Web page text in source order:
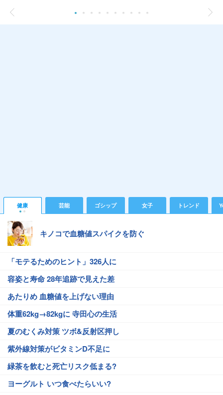
健康 芸能 ゴシップ 女子 トレンド
キノコで血糖値スパイクを防ぐ
「モテるためのヒント」326人に
容姿と寿命 28年追跡で見えた差
あたりめ 血糖値を上げない理由
体重62kg→82kgに 寺田心の生活
夏のむくみ対策 ツボ&反射区押し
紫外線対策がビタミンD不足に
緑茶を飲むと死亡リスク低まる?
ヨーグルト いつ食べたらいい?